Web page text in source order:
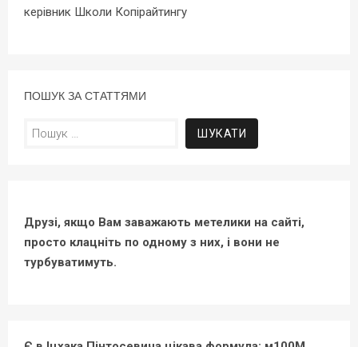
керівник Школи Копірайтингу
ПОШУК ЗА СТАТТЯМИ
Пошук:
Друзі, якщо Вам заважають метелики на сайті,
просто клацніть по одному з них, і вони не
турбуватимуть.